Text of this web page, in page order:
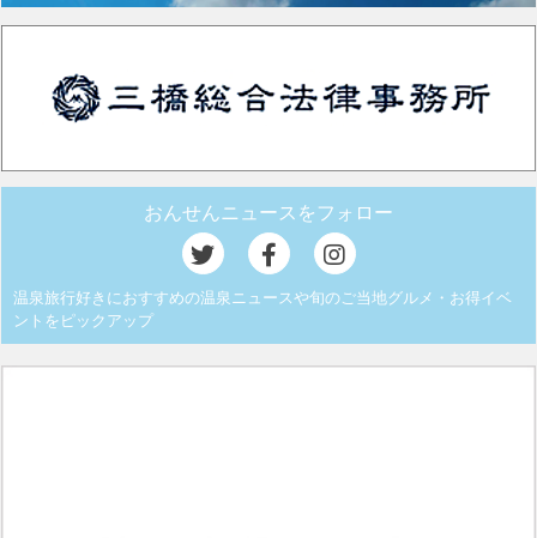
おんせんニュースをフォロー
温泉旅行好きにおすすめの温泉ニュースや旬のご当地グルメ・お得イベ
ントをピックアップ